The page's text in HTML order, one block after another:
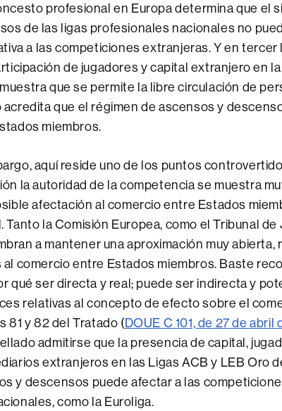
profesional en Europa determina que el
de las ligas profesionales nacionales no
a las competiciones extranjeras. Y en tercer
de jugadores y capital extranjero en
que se permite la libre circulación de
acredita que el régimen de ascensos y
miembros.
aquí reside uno de los puntos
la autoridad de la competencia se muestra
afectación al comercio entre Estados
Tanto la Comisión Europea, como el Tribunal de
a mantener una aproximación muy
comercio entre Estados miembros. Baste
qué ser directa y real; puede ser indirecta y
relativas al concepto de efecto sobre el
81 y 82 del Tratado (DOUE C 101, de 27 de abril
admitirse que la presencia de capital,
extranjeros en las Ligas ACB y LEB Oro
y descensos puede afectar a las
como la Euroliga.